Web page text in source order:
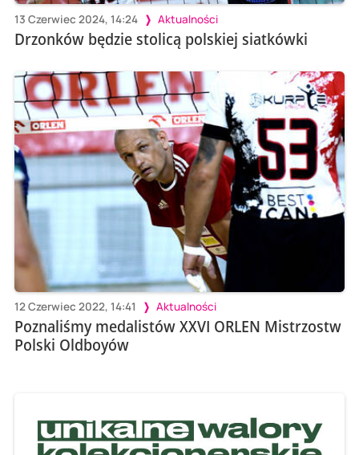
13 Czerwiec 2024, 14:24 Aktualności
Drzonków będzie stolicą polskiej siatkówki
12 Czerwiec 2022, 14:41 Aktualności
Poznaliśmy medalistów XXVI ORLEN Mistrzostw
Polski Oldboyów